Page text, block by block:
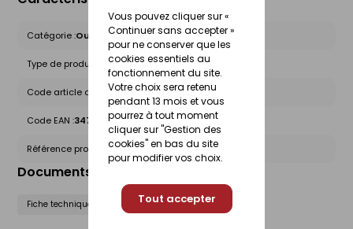
Vous pouvez cliquer sur «
Continuer sans accepter »
pour ne conserver que les
cookies essentiels au
fonctionnement du site.
Votre choix sera retenu
pendant 13 mois et vous
pourrez à tout moment
cliquer sur "Gestion des
cookies" en bas du site
pour modifier vos choix.
Tout accepter
Catégorie :Outils de pose et finition
Type de produit : Couteaux - Platoir
Code article chez le fournisseur :265755
Code EAN :3476060026576
Référence produit nationale Gedimat :25421446
Documents liés
Fiche technique